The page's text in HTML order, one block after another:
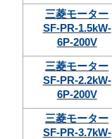
三菱モーター
SF-PR-1.5kW-
6P-200V
三菱モーター
SF-PR-2.2kW-
6P-200V
三菱モーター
SF-PR-3.7kW-